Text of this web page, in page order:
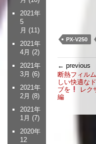
PX-V250
稿
ナ
ビ
← previous
断熱フィル
しい快適な
ブを
レク
編
2021年
5
月 (11)
2021年
4月 (2)
2021年
3月 (6)
2021年
2月 (8)
2021年
1月 (7)
2020年
12